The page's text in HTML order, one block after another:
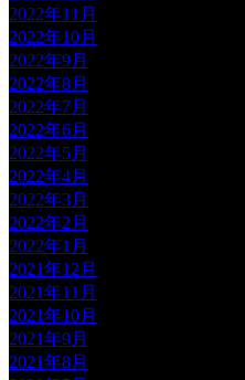
2022年11月
2022年10月
2022年9月
2022年8月
2022年7月
2022年6月
2022年5月
2022年4月
2022年3月
2022年2月
2022年1月
2021年12月
2021年11月
2021年10月
2021年9月
2021年8月